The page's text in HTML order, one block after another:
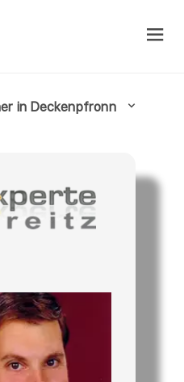
in Deckenpfronn